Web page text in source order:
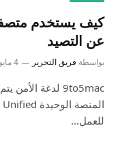
كيف يستخدم
عن التصيد
بواسطة فريق التحرير 4 مايو، 2025
للعمل…